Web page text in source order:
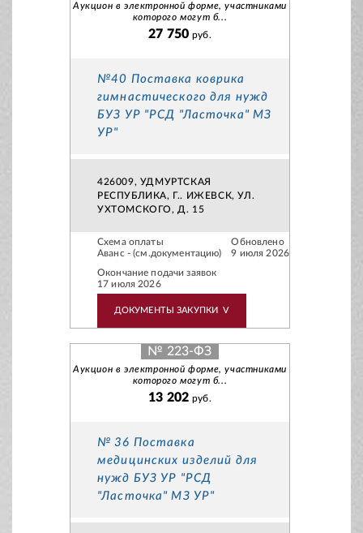
Аукцион в электронной форме, участниками
которого могут б...
27 750руб.
№40 Поставка коврика
гимнастического для нужд
БУЗ УР "РСД "Ласточка" МЗ
УР"
426009, УДМУРТСКАЯ
РЕСПУБЛИКА, Г.. ИЖЕВСК, УЛ.
УХТОМСКОГО, Д. 15
Схема оплаты
Аванс - (см.документацию)
Обновлено
9 июля 2026
Окончание подачи заявок
17 июля 2026
ДОКУМЕНТЫ ЗАКУПКИ V
№ 223-ФЗ
Аукцион в электронной форме, участниками
которого могут б...
13 202руб.
№ 36 Поставка
медицинских изделий для
нужд БУЗ УР "РСД
"Ласточка" МЗ УР"